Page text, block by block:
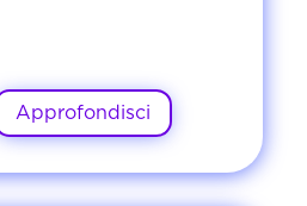
Approfondisci